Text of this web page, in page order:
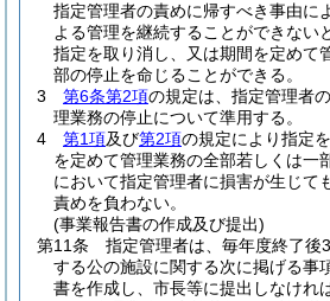
指定管理者の責めに帰すべき事由に
よる管理を継続することができない
指定を取り消し、又は期間を定めて
部の停止を命じることができる。
3
第6条第2項の規定は、指定管理者
理業務の停止について準用する。
4
第1項及び第2項の規定により指定
を定めて管理業務の全部若しくは一
において指定管理者に損害が生じて
責めを負わない。
(事業報告書の作成及び提出)
第11条
指定管理者は、毎年度終了後
する公の施設に関する次に掲げる事
書を作成し、市長等に提出しなけれ